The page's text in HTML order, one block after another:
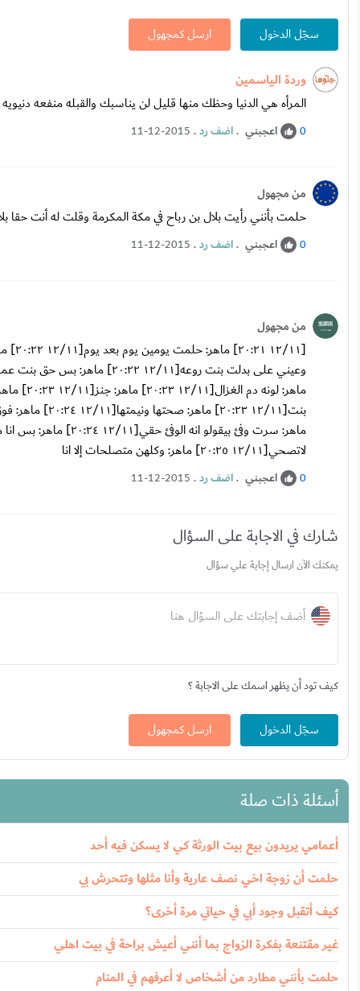
سجّل الدخول ارسل كمجهول
وردة الياسمين
المرأه هي الدنيا وحظك منها قليل لن يناسبك والقبله منفعه
0 اعجبني .اضف رد.
11-12-2015
من مجهول
حلمت بأنني رأيت بلال بن رباح في مكة المكرمة وقلت له أنت حقا
0 اعجبني .اضف رد.
11-12-2015
من مجهول
لاتصحي[١١/‏١٢ ٢٠:٢٥] ماهر: وكلهن متصلحات إلا انا
0 اعجبني .اضف رد.
11-12-2015
شارك في الاجابة على السؤال
يمكنك الآن ارسال إجابة علي سؤال
أضف إجابتك على السؤال هنا
كيف تود أن يظهر اسمك على الاجابة ؟
سجّل الدخول ارسل كمجهول
أسئلة ذات صلة
أعمامي يريدون بيع بيت الورثة كي لا يسكن فيه أحد
حلمت أن زوجة اخي نصف عارية وأنا مثلها وتتحرش بي
كيف أتقبل وجود أبي في حياتي مرة أخرى؟
غير مقتنعة بفكرة الزواج بما أنني أعيش براحة في بيت اهلي
حلمت بأنني مطارد من أشخاص لا أعرفهم في المنام